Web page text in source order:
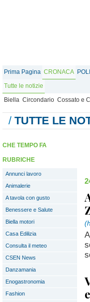
Prima Pagina CRONACA
Tutte le notizie
Biella Circondario Cossato e
/ TUTTE LE
CHE TEMPO FA
RUBRICHE
Annunci lavoro
Animalerie
A tavola con gusto
Benessere e Salute
Biella motori
Casa Edilizia
Consulta il meteo
CSEN News
Danzamania
Enogastronomia
Fashion